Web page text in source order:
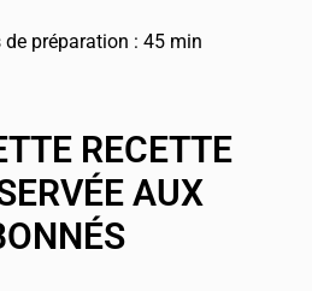
de préparation : 45 min
RECETTE
AUX